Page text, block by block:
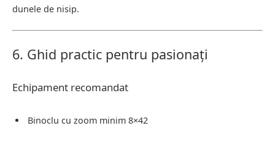
dunele de nisip.
6. Ghid practic pentru pasionați
Echipament recomandat
Binoclu cu zoom minim 8×42